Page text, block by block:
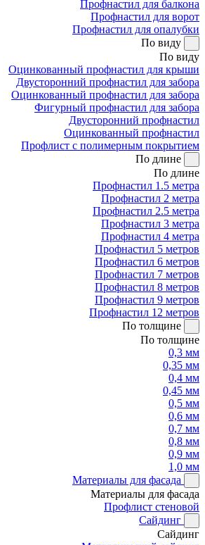
Профнастил для балкона
Профнастил для ворот
Профнастил для опалубки
По виду
По виду
Оцинкованный профнастил для крыши
Двусторонний профнастил для забора
Оцинкованный профнастил для забора
Фигурный профнастил для забора
Двусторонний профнастил
Оцинкованный профнастил
Профлист с полимерным покрытием
По длине
По длине
Профнастил 1.5 метра
Профнастил 2 метра
Профнастил 2.5 метра
Профнастил 3 метра
Профнастил 4 метра
Профнастил 5 метров
Профнастил 6 метров
Профнастил 7 метров
Профнастил 8 метров
Профнастил 9 метров
Профнастил 12 метров
По толщине
По толщине
0,3 мм
0,35 мм
0,4 мм
0,45 мм
0,5 мм
0,6 мм
0,7 мм
0,8 мм
0,9 мм
1,0 мм
Материалы для фасада
Материалы для фасада
Профлист стеновой
Сайдинг
Сайдинг